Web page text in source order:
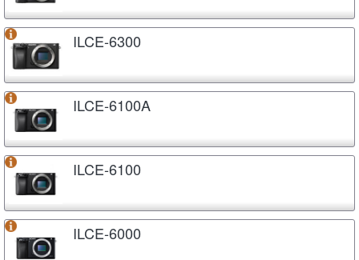
ILCE-6300
ILCE-6100A
ILCE-6100
ILCE-6000